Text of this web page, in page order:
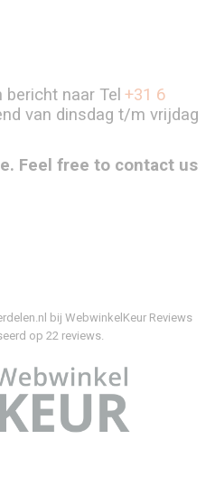
naar Tel +31 6
van dinsdag t/m vrijdag
Feel free to contact us
bij WebwinkelKeur Reviews
op 22 reviews.